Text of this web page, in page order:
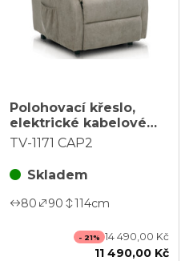
Polohovací křeslo,
elektrické kabelové
ovládání, béžová,
TV-1171 CAP2
Skladem
80 90 114cm
- 21% 14 490,00 Kč
11 490,00 Kč